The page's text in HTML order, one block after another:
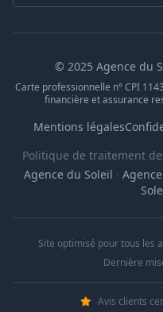
© 2025 Agence du
Carte professionnelle n° CPI
financière et assurance
Mentions légales
Politique de traitement
Agence du Soleil ·
Site optimisé pour tous les
Dernière
Avis clients